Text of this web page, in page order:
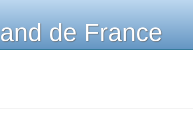
de France